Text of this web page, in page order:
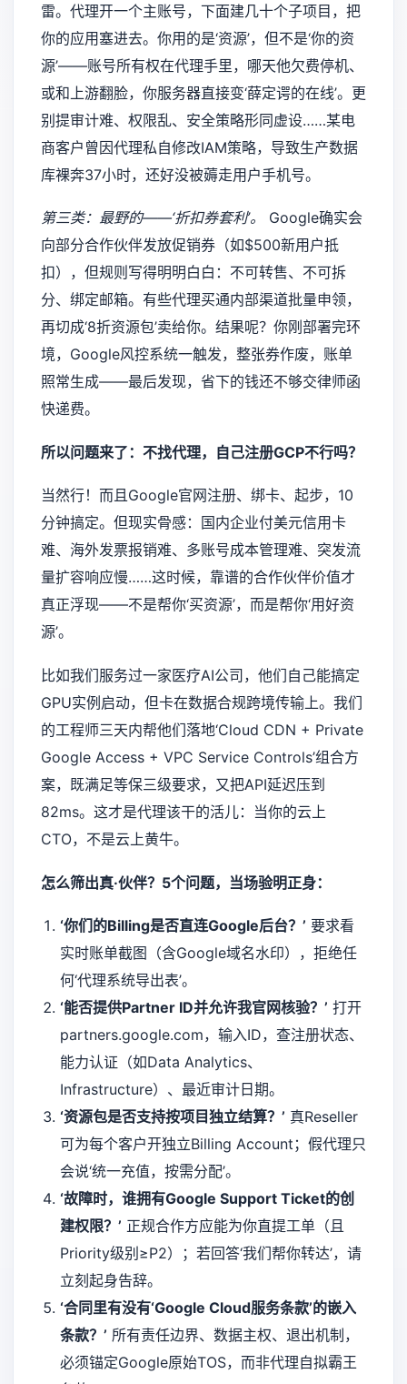
雷。代理开一个主账号，下面建几十个子项目，把
你的应用塞进去。你用的是‘资源’，但不是‘你的资
源’——账号所有权在代理手里，哪天他欠费停机、
或和上游翻脸，你服务器直接变‘薛定谔的在线’。更
别提审计难、权限乱、安全策略形同虚设……某电
商客户曾因代理私自修改IAM策略，导致生产数据
库裸奔37小时，还好没被薅走用户手机号。
第三类：最野的——‘折扣券套利’。
Google确实会
向部分合作伙伴发放促销券（如$500新用户抵
扣），但规则写得明明白白：不可转售、不可拆
分、绑定邮箱。有些代理买通内部渠道批量申领，
再切成‘8折资源包’卖给你。结果呢？你刚部署完环
境，Google风控系统一触发，整张券作废，账单
照常生成——最后发现，省下的钱还不够交律师函
快递费。
所以问题来了：不找代理，自己注册GCP不行吗？
当然行！而且Google官网注册、绑卡、起步，10
分钟搞定。但现实骨感：国内企业付美元信用卡
难、海外发票报销难、多账号成本管理难、突发流
量扩容响应慢……这时候，靠谱的合作伙伴价值才
真正浮现——不是帮你‘买资源’，而是帮你‘用好资
源’。
比如我们服务过一家医疗AI公司，他们自己能搞定
GPU实例启动，但卡在数据合规跨境传输上。我们
的工程师三天内帮他们落地‘Cloud CDN + Private
Google Access + VPC Service Controls’组合方
案，既满足等保三级要求，又把API延迟压到
82ms。这才是代理该干的活儿：当你的云上
CTO，不是云上黄牛。
怎么筛出真·伙伴？5个问题，当场验明正身：
‘你们的Billing是否直连Google后台？’ 要求看
实时账单截图（含Google域名水印），拒绝任
何‘代理系统导出表’。
‘能否提供Partner ID并允许我官网核验？’ 打开
partners.google.com，输入ID，查注册状态、
能力认证（如Data Analytics、
Infrastructure）、最近审计日期。
‘资源包是否支持按项目独立结算？’ 真Reseller
可为每个客户开独立Billing Account；假代理只
会说‘统一充值，按需分配’。
‘故障时，谁拥有Google Support Ticket的创
建权限？’ 正规合作方应能为你直提工单（且
Priority级别≥P2）；若回答‘我们帮你转达’，请
立刻起身告辞。
‘合同里有没有‘Google Cloud服务条款’的嵌入
条款？’ 所有责任边界、数据主权、退出机制，
必须锚定Google原始TOS，而非代理自拟霸王